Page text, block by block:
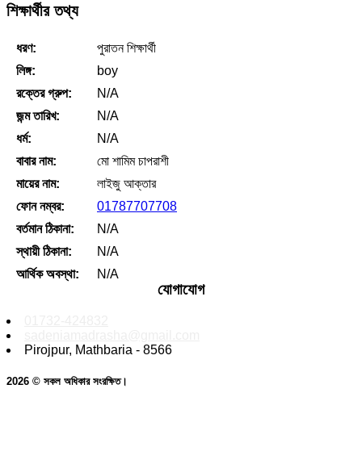
শিক্ষার্থীর তথ্য
ধরণ:
পুরাতন শিক্ষার্থী
লিঙ্গ:
boy
রক্তের গ্রুপ:
N/A
জন্ম তারিখ:
N/A
ধর্ম:
N/A
বাবার নাম:
মো শামিম চাপরাশী
মায়ের নাম:
লাইজু আক্তার
ফোন নম্বর:
01787707708
বর্তমান ঠিকানা:
N/A
স্থায়ী ঠিকানা:
N/A
আর্থিক অবস্থা:
N/A
যোগাযোগ
Pirojpur, Mathbaria - 8566
2026 © সকল অধিকার সংরক্ষিত।